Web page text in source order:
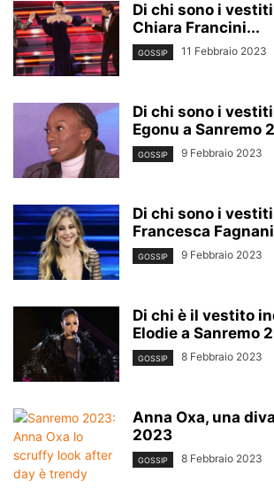
Di chi sono i
Chiara Francini...
GOSSIP 11 Febbraio 2023
Di chi sono i
Egonu a Sanremo
GOSSIP 9 Febbraio 2023
Di chi sono i
Francesca
GOSSIP 9 Febbraio 2023
Di chi è il vestito
Elodie a Sanremo
GOSSIP 8 Febbraio 2023
Anna Oxa, una
2023
GOSSIP 8 Febbraio 2023